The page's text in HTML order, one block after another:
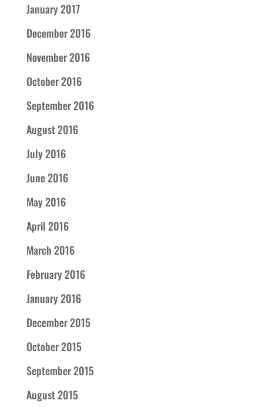
January 2017
December 2016
November 2016
October 2016
September 2016
August 2016
July 2016
June 2016
May 2016
April 2016
March 2016
February 2016
January 2016
December 2015
October 2015
September 2015
August 2015